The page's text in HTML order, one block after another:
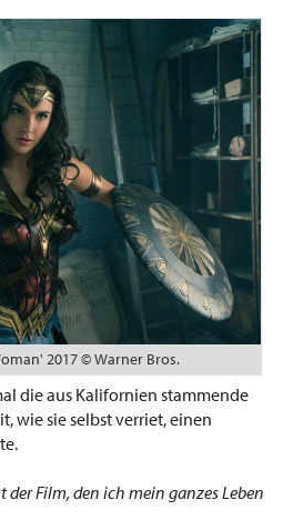
2017 © Warner Bros.
die aus Kalifornien stammende
wie sie selbst verriet, einen
der Film, den ich mein ganzes Leben